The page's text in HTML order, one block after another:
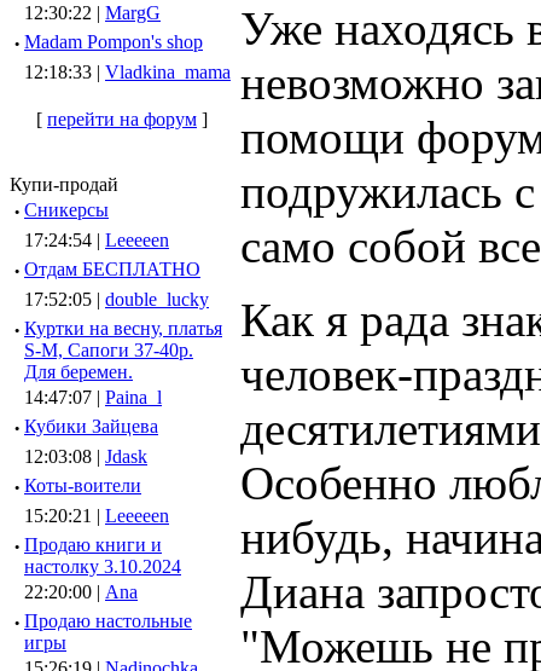
12:30:22 | MargG
· Madam Pompon's shop
12:18:33 | Vladkina_mama
[ перейти на форум ]
Купи-продай
· Сникерсы
17:24:54 | Leeeeen
· Отдам БЕСПЛАТНО
17:52:05 | double_lucky
· Куртки на весну, платья
S-M, Сапоги 37-40р.
Для беремен.
14:47:07 | Paina_l
· Кубики Зайцева
12:03:08 | Jdask
· Коты-воители
15:20:21 | Leeeeen
· Продаю книги и
настолку 3.10.2024
22:20:00 | Ana
· Продаю настольные
игры
Уже находясь
невозможно
помощи
подружилась
само собой
Как я рада
человек-
Особенно
нибудь,
Диана
"Можешь не